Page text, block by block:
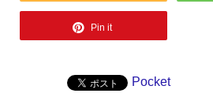
Pin it
Pocket